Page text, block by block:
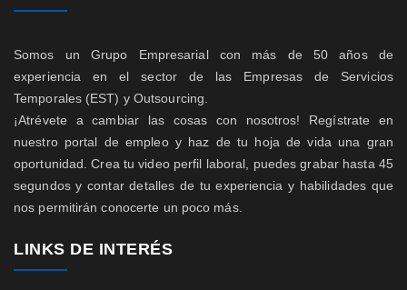
Somos un Grupo Empresarial con más de 50 años de
experiencia en el sector de las Empresas de Servicios
Temporales (EST) y Outsourcing.
¡Atrévete a cambiar las cosas con nosotros! Regístrate en
nuestro portal de empleo y haz de tu hoja de vida una gran
oportunidad. Crea tu video perfil laboral, puedes grabar hasta 45
segundos y contar detalles de tu experiencia y habilidades que
nos permitirán conocerte un poco más.
LINKS DE INTERÉS